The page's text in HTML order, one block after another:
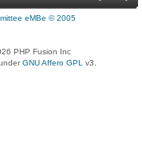
eMBe © 2005
PHP Fusion Inc
GNU Affero GPL v3.